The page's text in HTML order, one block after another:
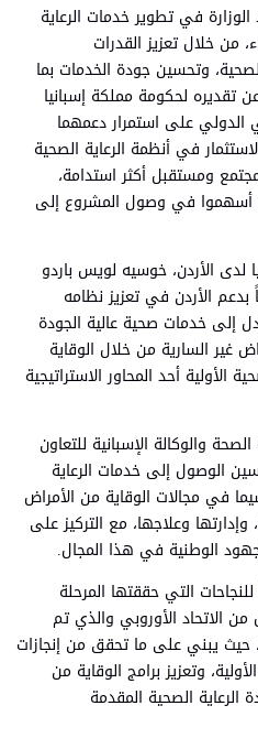
في تطوير خدمات الرعاية
من خلال تعزيز القدرات
وتحسين جودة الخدمات بما
تقديره لحكومة مملكة إسبانيا
الدولي على استمرار دعمهما
في أنظمة الرعاية الصحية
ومستقبل أكثر استدامة،
أسهموا في وصول المشروع إلى
لدى الأردن، خوسيه لويس باردو
بدعم الأردن في تعزيز نظامه
إلى خدمات صحية عالية الجودة
غير السارية من خلال الوقاية
الأولية أحد المحاور الاستراتيجية
والوكالة الإسبانية للتعاون
الوصول إلى خدمات الرعاية
في مجالات الوقاية من الأمراض
وعلاجها، مع التركيز على
الوطنية في هذا المجال.
2" استكمالاً للنجاحات التي حققتها المرحلة
الاتحاد الأوروبي والذي تم
حيث يبني على ما تحقق من إنجازات
وتعزيز برامج الوقاية من
الرعاية الصحية المقدمة